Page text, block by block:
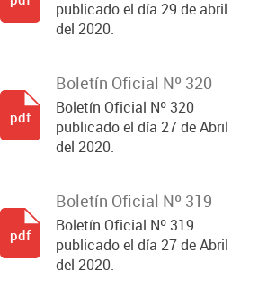
publicado el día 29 de abril
del 2020.
Boletín Oficial Nº 320
Boletín Oficial Nº 320
publicado el día 27 de Abril
del 2020.
pdf
Boletín Oficial Nº 319
Boletín Oficial Nº 319
publicado el día 27 de Abril
del 2020.
pdf